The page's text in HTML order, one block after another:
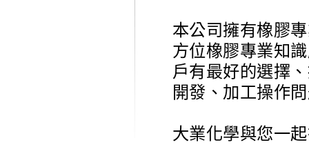
本公司擁有橡膠
方位橡膠專業知
戶有最好的選擇
開發、加工操作
大業化學與您一